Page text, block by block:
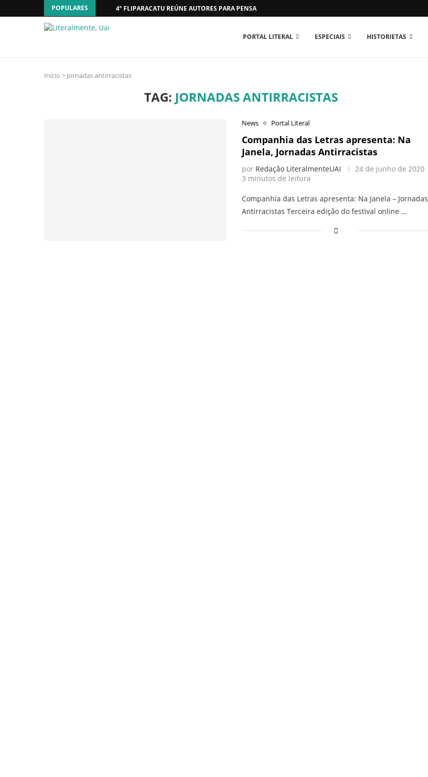
POPULARES 4º FLIPARACATU REÚNE AUTORES PARA PENSAR O MUNDO...
PORTAL LITERAL ESPECIAIS HISTORIETAS
Início > Jornadas antirracistas
TAG: JORNADAS ANTIRRACISTAS
News Portal Literal
Companhia das Letras apresenta: Na
Janela, Jornadas Antirracistas
por Redação LiteralmenteUAI
24 de junho de 2020
3 minutos de leitura
Companhia das Letras apresenta: Na Janela – Jornadas
Antirracistas Terceira edição do festival online …